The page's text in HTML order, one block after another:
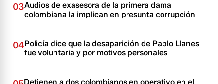
03Audios de exasesora de la primera dama
colombiana la implican en presunta corrupción
04Policía dice que la desaparición de Pablo Llanes
fue voluntaria y por motivos personales
Detienen a dos colombianos en operativo en el